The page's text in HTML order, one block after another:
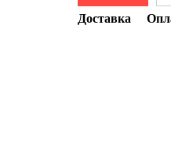
Доставка